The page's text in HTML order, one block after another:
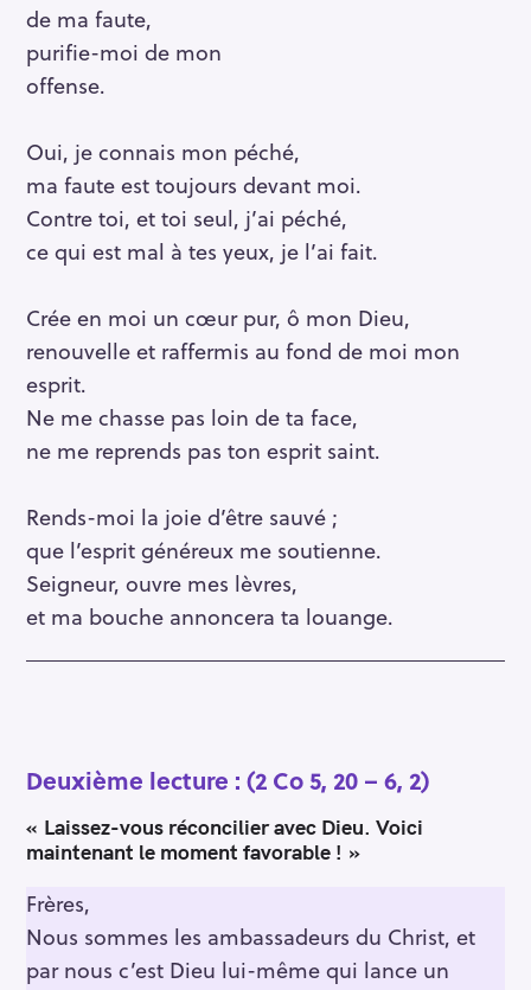
de ma faute,
purifie-moi de mon
offense.
Oui, je connais mon péché,
ma faute est toujours devant moi.
Contre toi, et toi seul, j’ai péché,
ce qui est mal à tes yeux, je l’ai fait.
Crée en moi un cœur pur, ô mon Dieu,
renouvelle et raffermis au fond de moi mon
esprit.
Ne me chasse pas loin de ta face,
ne me reprends pas ton esprit saint.
Rends-moi la joie d’être sauvé ;
que l’esprit généreux me soutienne.
Seigneur, ouvre mes lèvres,
et ma bouche annoncera ta louange.
Deuxième lecture : (2 Co 5, 20 – 6, 2)
« Laissez-vous réconcilier avec Dieu. Voici
maintenant le moment favorable ! »
Frères,
Nous sommes les ambassadeurs du Christ, et
par nous c’est Dieu lui-même qui lance un